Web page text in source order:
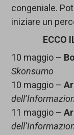
congeniale.
iniziare un
ECCO
10 maggio –
Skonsumo
10 maggio –
11 maggio –